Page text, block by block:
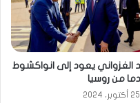
الغزواني يعود إلى انواكشوط
من روسيا
25 أكتوبر، 2024